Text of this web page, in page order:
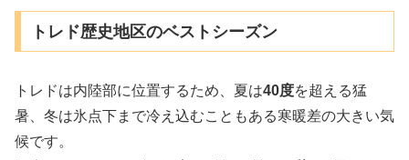
トレド歴史地区のベストシーズン
トレドは内陸部に位置するため、夏は40度を超える猛
暑、冬は氷点下まで冷え込むこともある寒暖差の大きい気
候です。